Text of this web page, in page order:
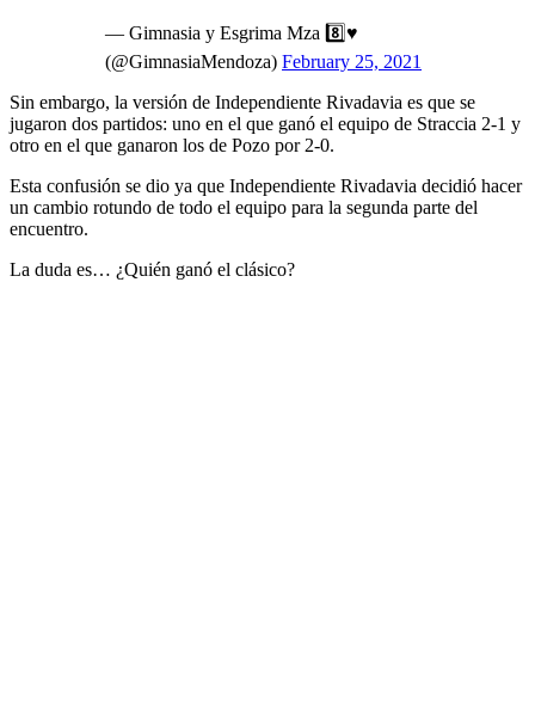
— Gimnasia y Esgrima Mza 8️⃣♥️
(@GimnasiaMendoza) February 25, 2021
Sin embargo, la versión de Independiente Rivadavia es que se
jugaron dos partidos: uno en el que ganó el equipo de Straccia 2-1 y
otro en el que ganaron los de Pozo por 2-0.
Esta confusión se dio ya que Independiente Rivadavia decidió hacer
un cambio rotundo de todo el equipo para la segunda parte del
encuentro.
La duda es… ¿Quién ganó el clásico?